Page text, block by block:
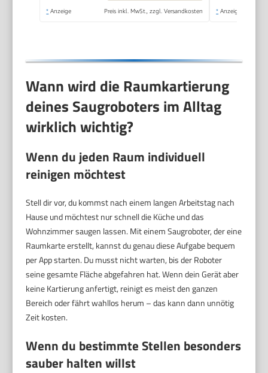
* Anzeige Preis inkl. MwSt., zzgl. Versandkosten * Anzeige
Wann wird die Raumkartierung
deines Saugroboters im Alltag
wirklich wichtig?
Wenn du jeden Raum individuell
reinigen möchtest
Stell dir vor, du kommst nach einem langen Arbeitstag nach
Hause und möchtest nur schnell die Küche und das
Wohnzimmer saugen lassen. Mit einem Saugroboter, der eine
Raumkarte erstellt, kannst du genau diese Aufgabe bequem
per App starten. Du musst nicht warten, bis der Roboter
seine gesamte Fläche abgefahren hat. Wenn dein Gerät aber
keine Kartierung anfertigt, reinigt es meist den ganzen
Bereich oder fährt wahllos herum – das kann dann unnötig
Zeit kosten.
Wenn du bestimmte Stellen besonders
sauber halten willst